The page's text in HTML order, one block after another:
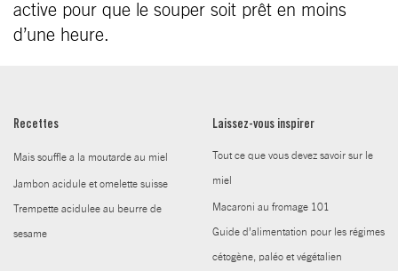
active pour que le souper soit prêt en moins
d’une heure.
Recettes
Mais souffle a la moutarde au miel
Jambon acidule et omelette suisse
Trempette acidulee au beurre de
sesame
Laissez-vous inspirer
Tout ce que vous devez savoir sur le
miel
Macaroni au fromage 101
Guide d’alimentation pour les régimes
cétogène, paléo et végétalien